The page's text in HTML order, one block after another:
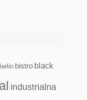
bistro black
industrialna